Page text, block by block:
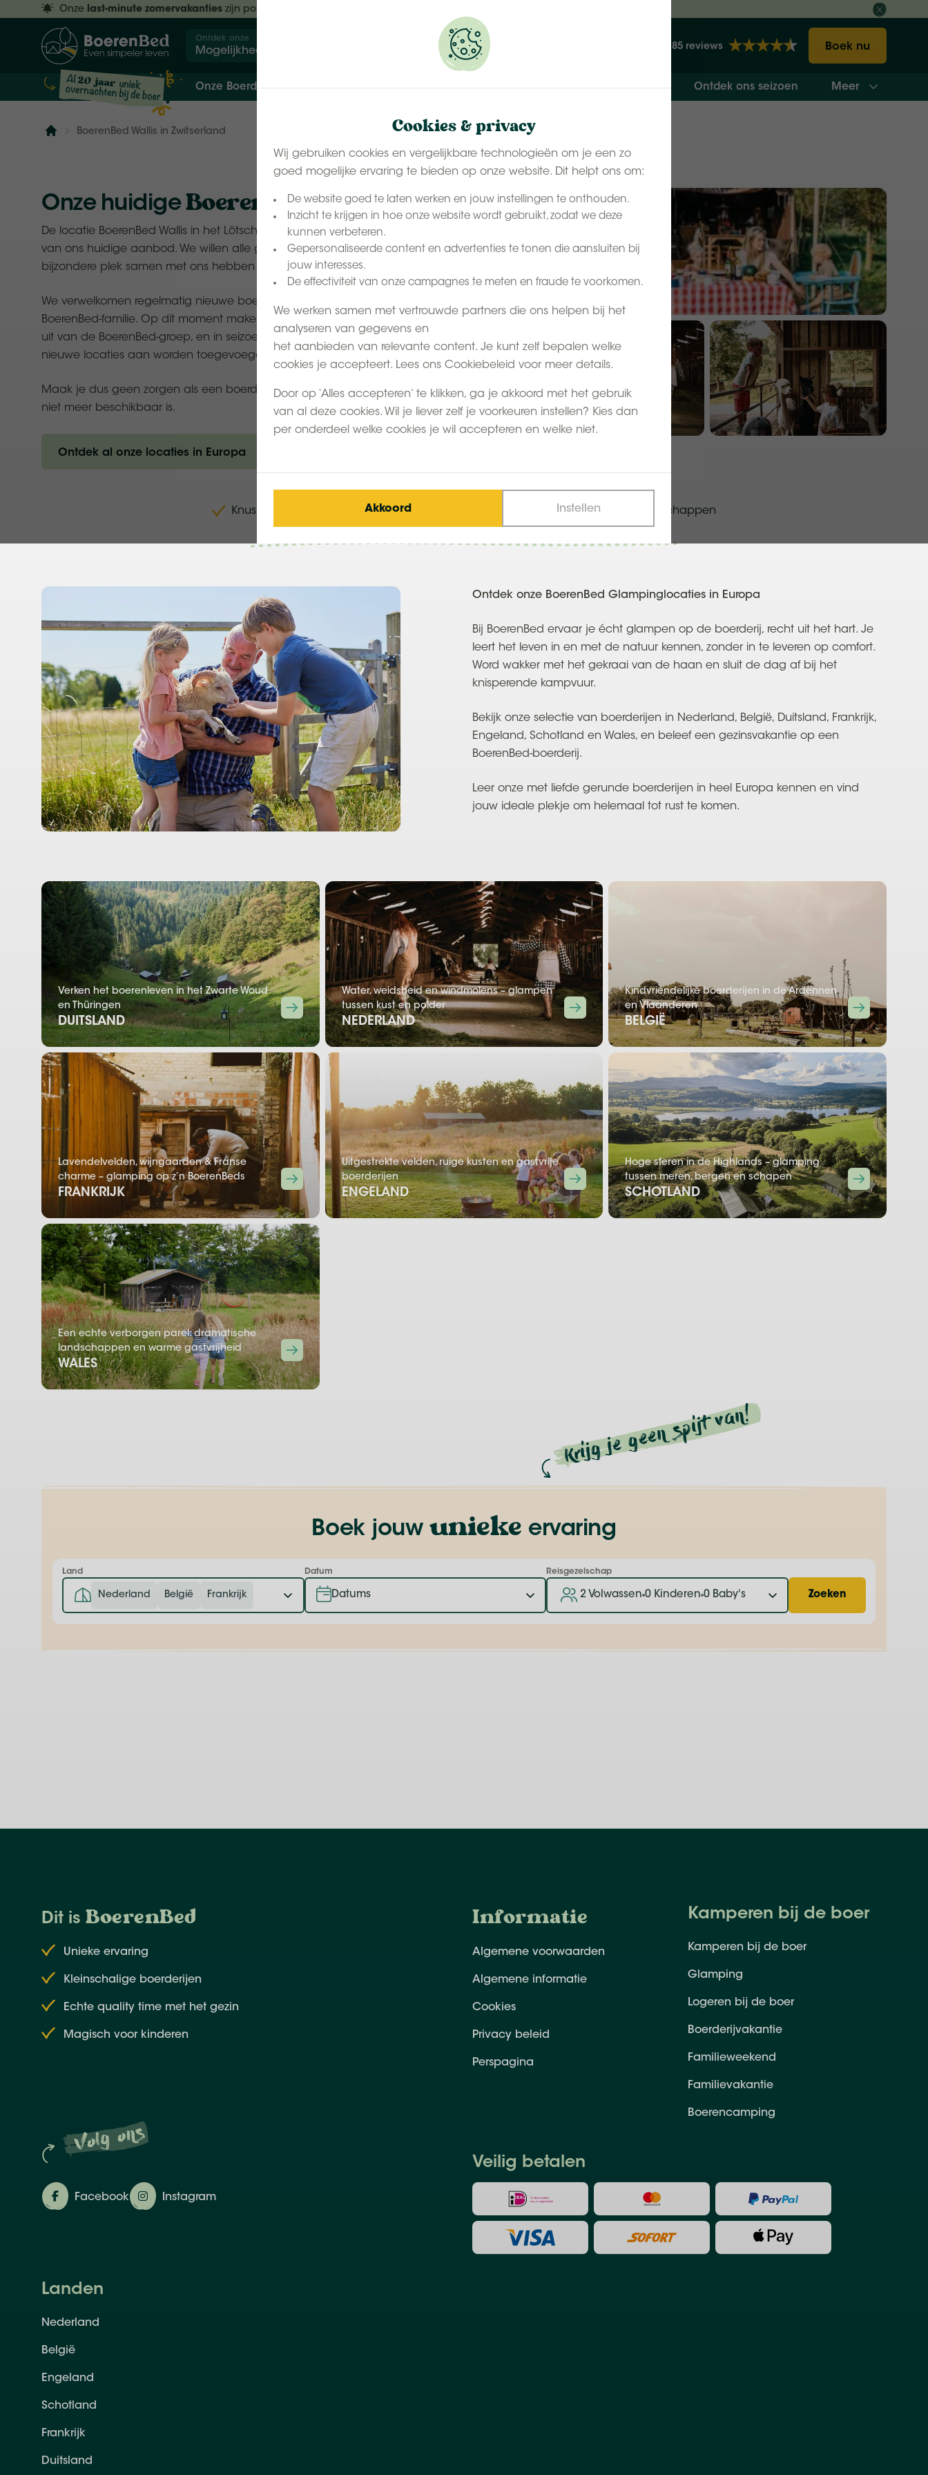
Cookies & privacy
Wij gebruiken cookies en vergelijkbare technologieën om je een zo
goed mogelijke ervaring te bieden op onze website. Dit helpt ons om:
De website goed te laten werken en jouw instellingen te onthouden.
Inzicht te krijgen in hoe onze website wordt gebruikt, zodat we deze
kunnen verbeteren.
Gepersonaliseerde content en advertenties te tonen die aansluiten bij
jouw interesses.
De effectiviteit van onze campagnes te meten en fraude te voorkomen.
We werken samen met vertrouwde partners die ons helpen bij het
analyseren van gegevens en
het aanbieden van relevante content. Je kunt zelf bepalen welke
cookies je accepteert. Lees ons Cookiebeleid voor meer details.
Door op ‘Alles accepteren’ te klikken, ga je akkoord met het gebruik
van al deze cookies. Wil je liever zelf je voorkeuren instellen? Kies dan
per onderdeel welke cookies je wil accepteren en welke niet.
Akkoord Instellen
Onze last-minute zomervakanties zijn populair.
Ontdek onze
Mogelijkheden 2185 reviews Boek nu
Onze Boerderijen De Beleving Het Tenthuisje Last-minute zomervakantie Ontdek ons seizoen Meer
BoerenBed Wallis in Zwitserland
Onze huidigeBoerenBed-locaties
De locatie BoerenBed Wallis in het Lötschental maakt geen deel meer uit
van ons huidige aanbod. We willen alle gasten bedanken die deze
bijzondere plek samen met ons hebben beleefd.
We verwelkomen regelmatig nieuwe boerderijen binnen onze
BoerenBed-familie. Op dit moment maken 50 boerderijen in Europa deel
uit van de BoerenBed-groep, en in seizoen 2025 zullen daar binnenkort
nieuwe locaties aan worden toegevoegd.
Maak je dus geen zorgen als een boerderij die je eerder hebt bezocht
niet meer beschikbaar is.
Ontdek al onze locaties in Europa
Knusse Tenthuisjes Gastvrije gastgezinnen Unieke landschappen
Ontdek onze BoerenBed Glampinglocaties in Europa
Bij BoerenBed ervaar je écht glampen op de boerderij, recht uit het hart. Je
leert het leven in en met de natuur kennen, zonder in te leveren op comfort.
Word wakker met het gekraai van de haan en sluit de dag af bij het
knisperende kampvuur.
Bekijk onze selectie van boerderijen in Nederland, België, Duitsland, Frankrijk,
Engeland, Schotland en Wales, en beleef een gezinsvakantie op een
BoerenBed-boerderij.
Leer onze met liefde gerunde boerderijen in heel Europa kennen en vind
jouw ideale plekje om helemaal tot rust te komen.
Verken het boerenleven in het Zwarte Woud
en Thüringen
DUITSLAND
Water, weidsheid en windmolens – glampen
tussen kust en polder
NEDERLAND
Kindvriendelijke boerderijen in de Ardennen
en Vlaanderen
BELGIË
Lavendelvelden, wijngaarden & Franse
charme – glamping op z’n BoerenBeds
FRANKRIJK
Uitgestrekte velden, ruige kusten en gastvrije
boerderijen
ENGELAND
Hoge sferen in de Highlands – glamping
tussen meren, bergen en schapen
SCHOTLAND
Een echte verborgen parel: dramatische
landschappen en warme gastvrijheid
WALES
Krijg je geen spijt van!
Boek jouw unieke ervaring
Land
Nederland België Frankrijk
Datum Reisgezelschap
2 Volwassen 0 Kinderen 0 Baby's Zoeken
Dit is BoerenBed
Unieke ervaring
Kleinschalige boerderijen
Echte quality time met het gezin
Magisch voor kinderen
Informatie
Algemene voorwaarden
Algemene informatie
Cookies
Privacy beleid
Perspagina
Kamperen bij de boer
Kamperen bij de boer
Glamping
Logeren bij de boer
Boerderijvakantie
Familieweekend
Familievakantie
Boerencamping
Volg ons
Facebook Instagram
Veilig betalen
Landen
Nederland
België
Engeland
Schotland
Frankrijk
Duitsland